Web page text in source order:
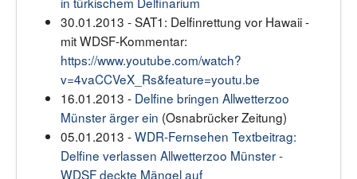
30.01.2013 - SAT1: Delfinrettung vor Hawaii -
mit WDSF-Kommentar:
https://www.youtube.com/watch?
v=4vaCCVeX_Rs&feature=youtu.be
16.01.2013 - Delfine bringen Allwetterzoo
Münster ärger ein (Osnabrücker Zeitung)
05.01.2013 -WDR-Fernsehen Textbeitrag:
Delfine verlassen Allwetterzoo Münster -
WDSF deckte Mängel auf